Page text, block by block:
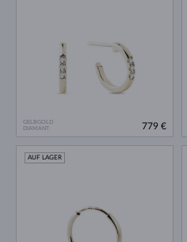
GELBGOLD
DIAMANT
779 €
AUF LAGER